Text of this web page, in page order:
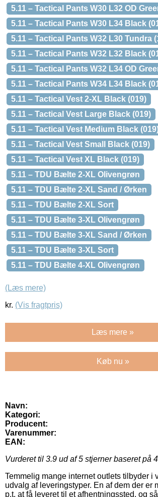
5.11 – Tactical Pants W30 L32 OD
5.11 – Tactical Pants W30 L34 Black
5.11 – Tactical Pants W32 L30 Tundra
5.11 – Tactical Pants W32 L32 Black
5.11 – Tactical Pants W32 L34 OD
5.11 – Tactical Pants W34 L34 Black
5.11 – Tactical Vest 2-XL Black (019)
5.11 – Tactical Vest Large Black (019)
5.11 – Tactical Vest Medium Black
5.11 – Tactical Vest Small Black (019)
5.11 – Tactical Vest XL Black (019)
5.11 – TDU Bælte 2-XL Olivengrøn
5.11 – TDU Bælte 2-XL Sand / Ørken
5.11 – TDU Bælte 2-XL Sort
5.11 – TDU Bælte 3-XL Olivengrøn
5.11 – TDU Bælte 3-XL Sand / Ørken
5.11 – TDU Bælte 3-XL Sort
5.11 – TDU Bælte 4-XL Olivengrøn
(Læs mere)
kr. (Vis fragtpris)
Læs mere »
Køb nu »
Navn:
Kategori:
Producent:
Varenummer:
EAN:
Vurderet til 3.9 ud af 5 stjerner baseret på
Temmelig mange internet outlets tilbyder i
udvalg af leveringstyper. En af dem der er
p.t. at få leveret til et afhentningssted, og